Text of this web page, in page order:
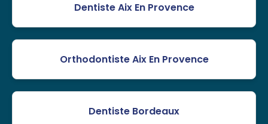
Dentiste Aix En Provence
Orthodontiste Aix En Provence
Dentiste Bordeaux